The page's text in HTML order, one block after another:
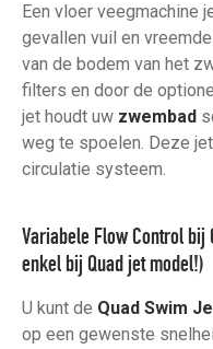
Een vloer veegmachine
gevallen vuil en
van de bodem van het
filters en door de
jet houdt uw zwembad
weg te spoelen. Deze
circulatie systeem.
Variabele Flow Control bij
enkel bij Quad jet model!)
U kunt de Quad Swim
op een gewenste